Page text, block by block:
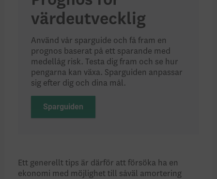
värdeutvecklig
Använd vår sparguide och få fram en
prognos baserat på ett sparande med
medellåg risk. Testa dig fram och se hur
pengarna kan växa. Sparguiden anpassar
sig efter dig och dina mål.
Sparguiden
Ett generellt tips är därför att försöka ha en
ekonomi med möjlighet till såväl amortering